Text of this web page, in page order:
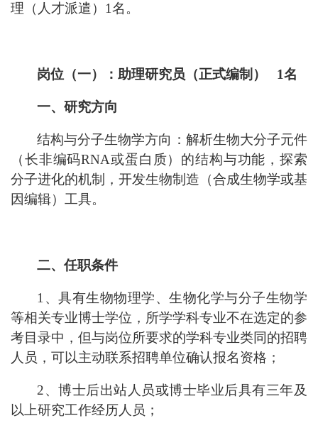
理（人才派遣） 1名。
岗位（一）：助理研究员（正式编制） 1名
一、研究方向
结构与分子生物学方向：解析生物大分子元件
（长非编码RNA或蛋白质）的结构与功能，探索
分子进化的机制，开发生物制造（合成生物学或基
因编辑）工具。
二、任职条件
1、具有生物物理学、生物化学与分子生物学
等相关专业博士学位，所学学科专业不在选定的参
考目录中，但与岗位所要求的学科专业类同的招聘
人员，可以主动联系招聘单位确认报名资格；
2、博士后出站人员或博士毕业后具有三年及
以上研究工作经历人员；